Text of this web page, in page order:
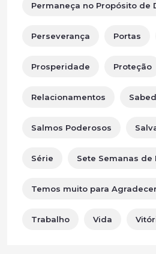
Permaneça no Propósito de
Perseverança Portas
Prosperidade Proteção
Relacionamentos
Salmos Poderosos
Série Sete Semanas de
Temos muito para Agradecer
Trabalho Vida